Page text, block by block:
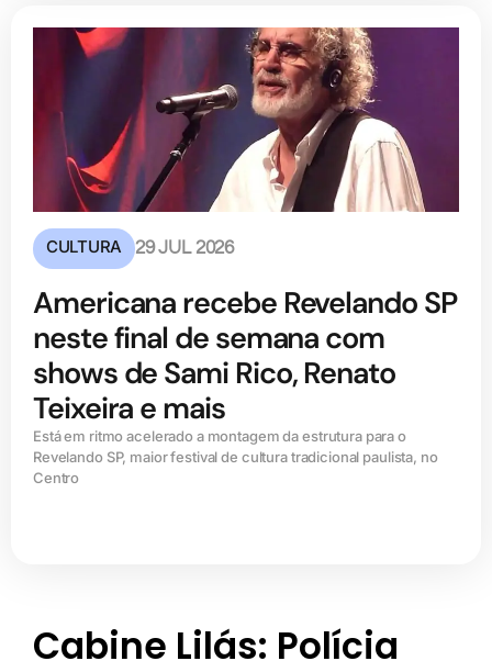
CULTURA 29 JUL 2026
Americana recebe Revelando SP
neste final de semana com
shows de Sami Rico, Renato
Teixeira e mais
Está em ritmo acelerado a montagem da estrutura para o
Revelando SP, maior festival de cultura tradicional paulista, no
Centro
Cabine Lilás: Polícia